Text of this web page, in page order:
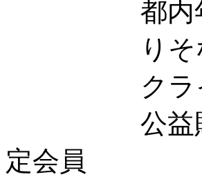
都内年金
りそなアセ
クライア
公益財団
定会員